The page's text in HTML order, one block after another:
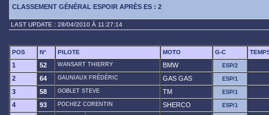
CLASSEMENT GÉNÉRAL ESPOIR APRÈS ES : 2
LAST UPDATE : 28/04/2010 À 11:27:14
POS N° PILOTE MOTO G-C
1 52 WANSART THIERRY BMW ESP/2
2 64 GAUNIAUX FRÉDÉRIC GAS GAS ESP/1
3 58 GOBLET STEVE TM ESP/1
4 93 POCHEZ CORENTIN SHERCO ESP/1